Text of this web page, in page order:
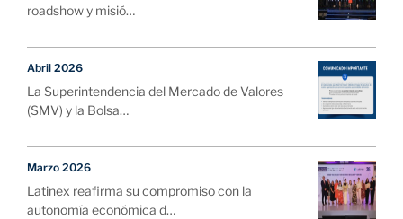
roadshow y misió…
Abril 2026
La Superintendencia del Mercado de Valores
(SMV) y la Bolsa…
Marzo 2026
Latinex reafirma su compromiso con la
autonomía económica d…